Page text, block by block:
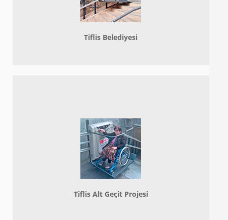
Tiflis Belediyesi
Tiflis Alt Geçit Projesi